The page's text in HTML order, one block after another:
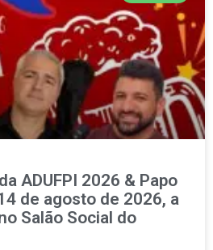
ADUFPI 2026 & Papo
de agosto de 2026, a
Salão Social do